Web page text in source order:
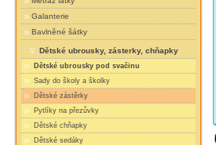
Galanterie
Bavlněné šátky
Dětské ubrousky, zásterky, chňapky
Dětské ubrousky pod svačinu
Sady do školy a školky
Dětské zástěrky
Pytlíky na přezůvky
Dětské chňapky
Dětské sedáky